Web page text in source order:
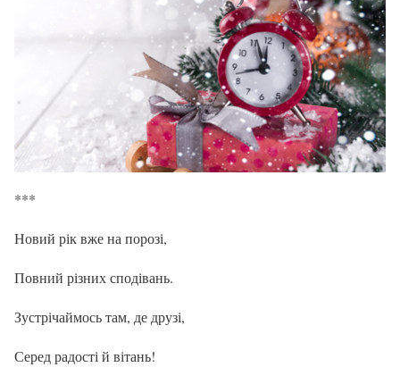
***
Новий рік вже на порозі,
Повний різних сподівань.
Зустрічаймось там, де друзі,
Серед радості й вітань!